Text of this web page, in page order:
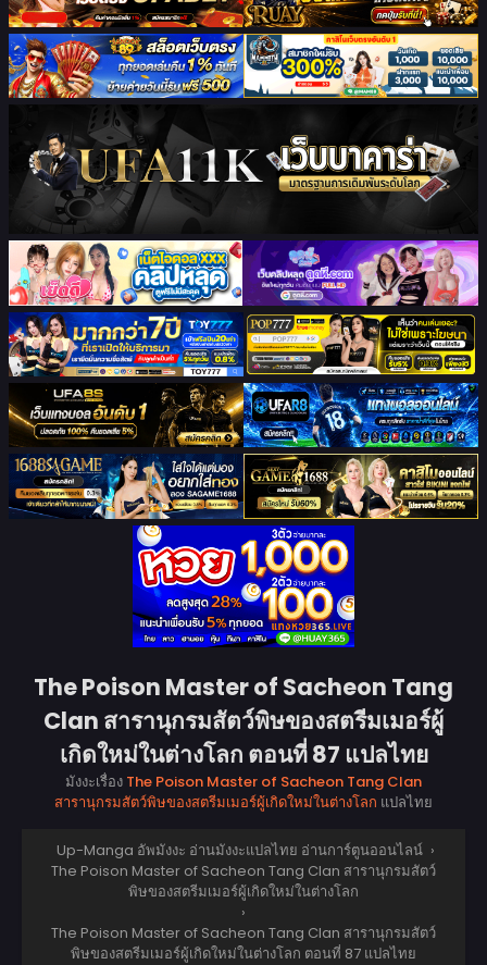
The Poison Master of Sacheon Tang
Clan สารานุกรมสัตว์พิษของสตรีมเมอร์ผู้
เกิดใหม่ในต่างโลก ตอนที่ 87 แปลไทย
มังงะเรื่อง The Poison Master of Sacheon Tang Clan
สารานุกรมสัตว์พิษของสตรีมเมอร์ผู้เกิดใหม่ในต่างโลก แปลไทย
Up-Manga อัพมังงะ อ่านมังงะแปลไทย อ่านการ์ตูนออนไลน์ ›
The Poison Master of Sacheon Tang Clan สารานุกรมสัตว์
พิษของสตรีมเมอร์ผู้เกิดใหม่ในต่างโลก
›
The Poison Master of Sacheon Tang Clan สารานุกรมสัตว์
พิษของสตรีมเมอร์ผู้เกิดใหม่ในต่างโลก ตอนที่ 87 แปลไทย